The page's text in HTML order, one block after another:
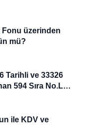
Fonu üzerinden
mü?
Tarihli ve 33326
594 Sıra No.Lu
ile KDV ve